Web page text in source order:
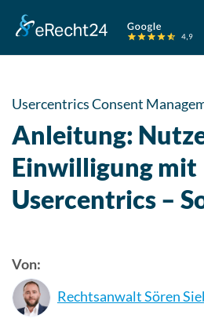
Usercentrics Consent
Anleitung:
Einwilligung mit
Usercentrics –
Von:
Rechtsanwalt Sören